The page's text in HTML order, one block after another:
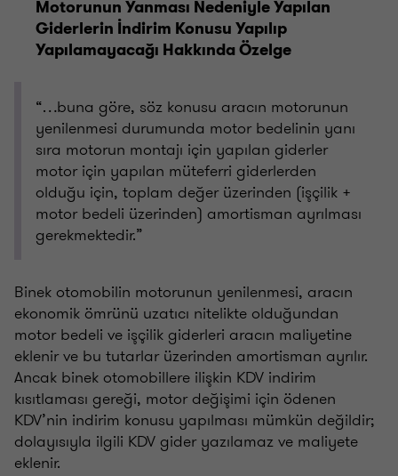
Motorunun Yanması Nedeniyle Yapılan
Giderlerin İndirim Konusu Yapılıp
Yapılamayacağı Hakkında Özelge
“…buna göre, söz konusu aracın motorunun
yenilenmesi durumunda motor bedelinin yanı
sıra motorun montajı için yapılan giderler
motor için yapılan müteferri giderlerden
olduğu için, toplam değer üzerinden (işçilik +
motor bedeli üzerinden) amortisman ayrılması
gerekmektedir.”
Binek otomobilin motorunun yenilenmesi, aracın
ekonomik ömrünü uzatıcı nitelikte olduğundan
motor bedeli ve işçilik giderleri aracın maliyetine
eklenir ve bu tutarlar üzerinden amortisman ayrılır.
Ancak binek otomobillere ilişkin KDV indirim
kısıtlaması gereği, motor değişimi için ödenen
KDV’nin indirim konusu yapılması mümkün değildir;
dolayısıyla ilgili KDV gider yazılamaz ve maliyete
eklenir.